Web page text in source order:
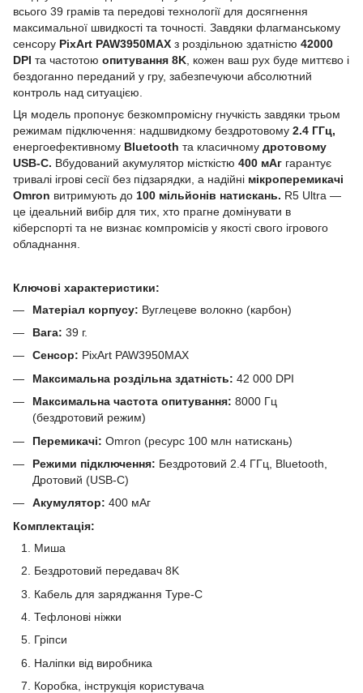
всього 39 грамів та передові технології для досягнення
максимальної швидкості та точності. Завдяки флагманському
сенсору PixArt PAW3950MAX з роздільною здатністю 42000
DPI та частотою опитування 8K , кожен ваш рух буде миттєво і
бездоганно переданий у гру, забезпечуючи абсолютний
контроль над ситуацією.
Ця модель пропонує безкомпромісну гнучкість завдяки трьом
режимам підключення: надшвидкому бездротовому 2.4 ГГц,
енергоефективному Bluetooth та класичному дротовому
USB-C. Вбудований акумулятор місткістю 400 мАг гарантує
тривалі ігрові сесії без підзарядки, а надійні мікроперемикачі
Omron витримують до 100 мільйонів натискань. R5 Ultra —
це ідеальний вибір для тих, хто прагне домінувати в
кіберспорті та не визнає компромісів у якості свого ігрового
обладнання.
Ключові характеристики:
Матеріал корпусу: Вуглецеве волокно (карбон)
Вага: 39 г.
Сенсор: PixArt PAW3950MAX
Максимальна роздільна здатність: 42 000 DPI
Максимальна частота опитування: 8000 Гц
(бездротовий режим)
Перемикачі: Omron (ресурс 100 млн натискань)
Режими підключення: Бездротовий 2.4 ГГц, Bluetooth,
Дротовий (USB-C)
Акумулятор: 400 мАг
Комплектація:
Миша
Бездротовий передавач 8K
Кабель для заряджання Type-C
Тефлонові ніжки
Гріпси
Наліпки від виробника
Коробка, інструкція користувача